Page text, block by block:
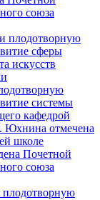
плодотворную
сферы
искусств